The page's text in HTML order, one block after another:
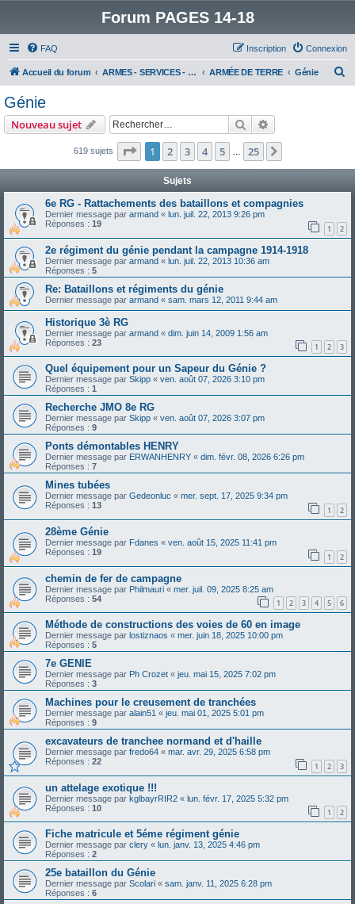
Forum PAGES 14-18
FAQ Connexion
Inscription
Accueil du forum ARMES - SERVICES - UNITES : historiques & discussions ARMÉE DE TERRE Génie
e
Génie
Nouveau sujet Rechercher
619 sujets Page 1sur25
1 2 3 4 5 25
Sujets
6e RG - Rattachements des bataillons et compagnies
Dernier message par armand « lun. juil. 22, 2013 9:26 pm
Réponses : 19 1 2
2e régiment du génie pendant la campagne 1914-1918
Dernier message par armand « lun. juil. 22, 2013 10:36 am
Réponses : 5
Re: Bataillons et régiments du génie
Dernier message par armand « sam. mars 12, 2011 9:44 am
Historique 3è RG
Dernier message par armand « dim. juin 14, 2009 1:56 am
Réponses : 23 1 2 3
Quel équipement pour un Sapeur du Génie ?
Dernier message par Skipp « ven. août 07, 2026 3:10 pm
Réponses : 1
Recherche JMO 8e RG
Dernier message par Skipp « ven. août 07, 2026 3:07 pm
Réponses : 9
Ponts démontables HENRY
Dernier message par ERWANHENRY « dim. févr. 08, 2026 6:26 pm
Réponses : 7
Mines tubées
Dernier message par Gedeonluc « mer. sept. 17, 2025 9:34 pm
Réponses : 13 1 2
28ème Génie
Dernier message par Fdanes « ven. août 15, 2025 11:41 pm
Réponses : 19 1 2
chemin de fer de campagne
Dernier message par Philmauri « mer. juil. 09, 2025 8:25 am
Réponses : 54 1 2 3 4 5 6
Méthode de constructions des voies de 60 en image
Dernier message par lostiznaos « mer. juin 18, 2025 10:00 pm
Réponses : 5
7e GENIE
Dernier message par Ph Crozet « jeu. mai 15, 2025 7:02 pm
Réponses : 3
Machines pour le creusement de tranchées
Dernier message par alain51 « jeu. mai 01, 2025 5:01 pm
Réponses : 9
excavateurs de tranchee normand et d'haille
Dernier message par fredo64 « mar. avr. 29, 2025 6:58 pm
Réponses : 22 1 2 3
un attelage exotique !!!
Dernier message par kglbayrRIR2 « lun. févr. 17, 2025 5:32 pm
Réponses : 10 1 2
Fiche matricule et 5éme régiment génie
Dernier message par clery « lun. janv. 13, 2025 4:46 pm
Réponses : 2
25e bataillon du Génie
Dernier message par Scolari « sam. janv. 11, 2025 6:28 pm
Réponses : 6